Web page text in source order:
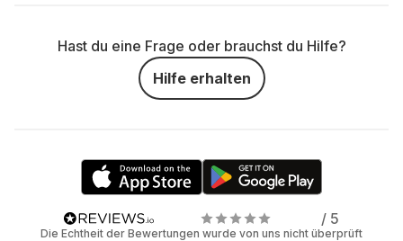
Hast du eine Frage oder brauchst du Hilfe?
Hilfe erhalten
/ 5
Die Echtheit der Bewertungen wurde von uns nicht überprüft